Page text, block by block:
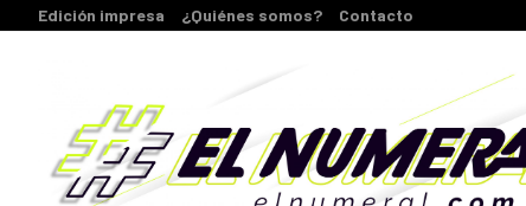
Edición impresa ¿Quiénes somos? Contacto